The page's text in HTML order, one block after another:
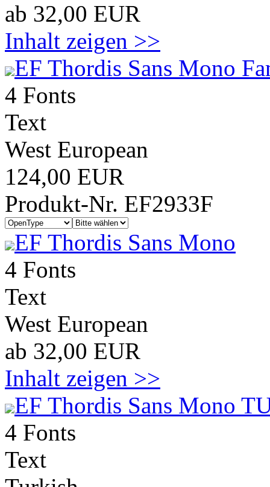
ab 32,00 EUR
Inhalt zeigen >>
EF Thordis Sans Mono
4 Fonts
Text
West European
124,00 EUR
Produkt-Nr. EF2933F
EF Thordis Sans Mono
4 Fonts
Text
West European
ab 32,00 EUR
Inhalt zeigen >>
EF Thordis Sans Mono
4 Fonts
Text